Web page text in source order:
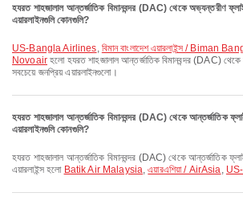
হযরত শাহজালাল আন্তর্জাতিক বিমানবন্দর (DAC) থেকে অভ্যন্তরীণ
এয়ারলাইনগুলি কোনগুলি?
US-Bangla Airlines, বিমান বাংলাদেশ এয়ারলাইন্স / Biman
Novoairহলো হযরত শাহজালাল আন্তর্জাতিক বিমানবন্দর (DAC)
সবচেয়ে জনপ্রিয় এয়ারলাইনগুলো।
হযরত শাহজালাল আন্তর্জাতিক বিমানবন্দর (DAC) থেকে আন্তর্জাতিক
এয়ারলাইনগুলি কোনগুলি?
হযরত শাহজালাল আন্তর্জাতিক বিমানবন্দর (DAC) থেকে আন্তর্জাতিক ফ্লাইটের জন্য সবচেয়ে জনপ্রিয়
এয়ারলাইন্স হলো Batik Air Malaysia,এয়ারএশিয়া / AirAsia,